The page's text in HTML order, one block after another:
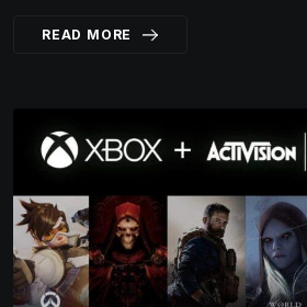
READ MORE